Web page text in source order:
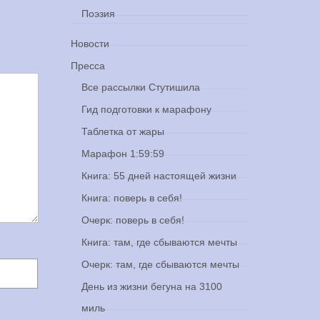
Поэзия
Новости
Пресса
Все рассылки Стутишила
Гид подготовки к марафону
Таблетка от жары
Марафон 1:59:59
Книга: 55 дней настоящей жизни
Книга: поверь в себя!
Очерк: поверь в себя!
Книга: там, где сбываются мечты
Очерк: там, где сбываются мечты
День из жизни бегуна на 3100
миль